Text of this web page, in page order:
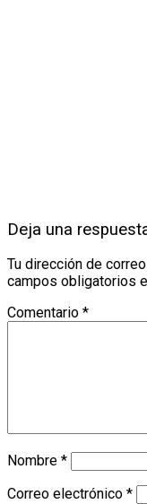
Deja una
Tu dirección de
campos obligatorios
Comentario *
Nombre *
Correo electrónico *